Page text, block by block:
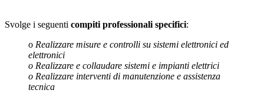
Svolge i seguenti compiti professionali specifici:
o Realizzare misure e controlli su sistemi elettronici ed
elettronici
o Realizzare e collaudare sistemi e impianti elettrici
o Realizzare interventi di manutenzione e assistenza
tecnica